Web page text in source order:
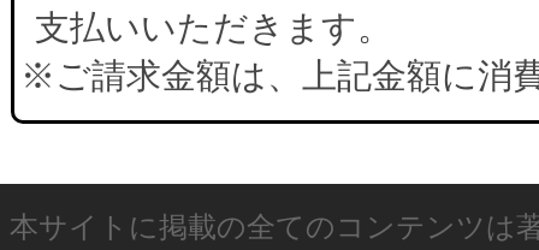
支払いいただきます。
※ご請求金額は、上記金額に消
本サイトに掲載の全てのコンテンツは